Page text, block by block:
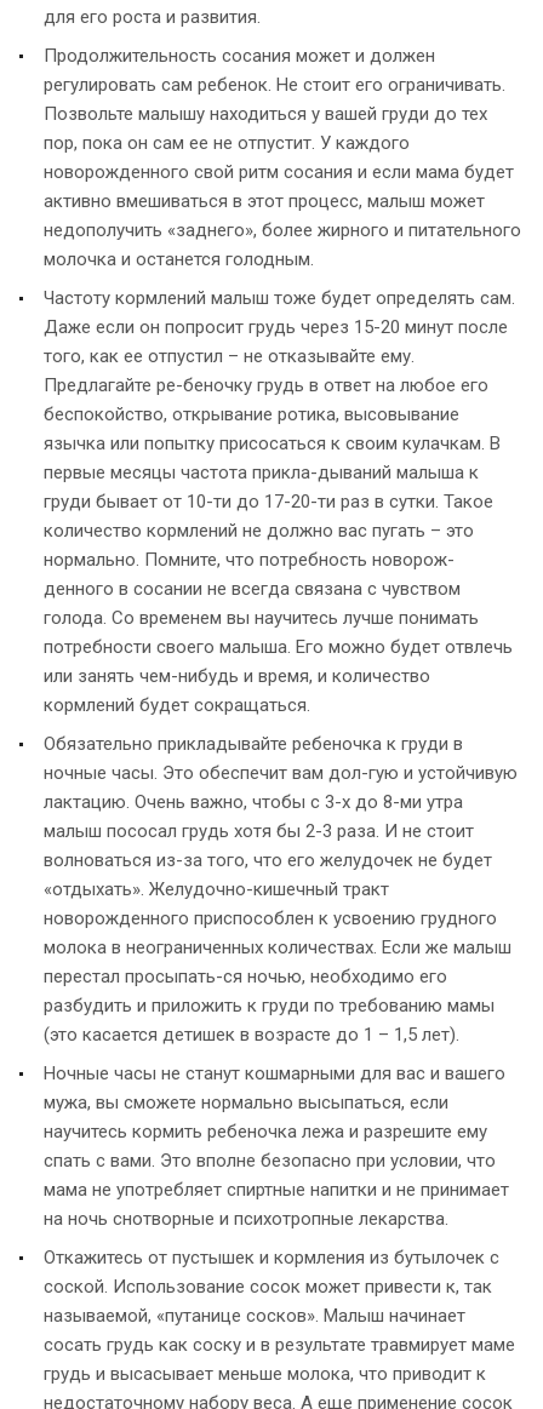
для его роста и развития.
Продолжительность сосания может и должен
регулировать сам ребенок. Не стоит его ограничивать.
Позвольте малышу находиться у вашей груди до тех
пор, пока он сам ее не отпустит. У каждого
новорожденного свой ритм сосания и если мама будет
активно вмешиваться в этот процесс, малыш может
недополучить «заднего», более жирного и питательного
молочка и останется голодным.
Частоту кормлений малыш тоже будет определять сам.
Даже если он попросит грудь через 15-20 минут после
того, как ее отпустил – не отказывайте ему.
Предлагайте ре-беночку грудь в ответ на любое его
беспокойство, открывание ротика, высовывание
язычка или попытку присосаться к своим кулачкам. В
первые месяцы частота прикла-дываний малыша к
груди бывает от 10-ти до 17-20-ти раз в сутки. Такое
количество кормлений не должно вас пугать – это
нормально. Помните, что потребность новорож-
денного в сосании не всегда связана с чувством
голода. Со временем вы научитесь лучше понимать
потребности своего малыша. Его можно будет отвлечь
или занять чем-нибудь и время, и количество
кормлений будет сокращаться.
Обязательно прикладывайте ребеночка к груди в
ночные часы. Это обеспечит вам дол-гую и устойчивую
лактацию. Очень важно, чтобы с 3-х до 8-ми утра
малыш пососал грудь хотя бы 2-3 раза. И не стоит
волноваться из-за того, что его желудочек не будет
«отдыхать». Желудочно-кишечный тракт
новорожденного приспособлен к усвоению грудного
молока в неограниченных количествах. Если же малыш
перестал просыпать-ся ночью, необходимо его
разбудить и приложить к груди по требованию мамы
(это касается детишек в возрасте до 1 – 1,5 лет).
Ночные часы не станут кошмарными для вас и вашего
мужа, вы сможете нормально высыпаться, если
научитесь кормить ребеночка лежа и разрешите ему
спать с вами. Это вполне безопасно при условии, что
мама не употребляет спиртные напитки и не принимает
на ночь снотворные и психотропные лекарства.
Откажитесь от пустышек и кормления из бутылочек с
соской. Использование сосок может привести к, так
называемой, «путанице сосков». Малыш начинает
сосать грудь как соску и в результате травмирует маме
грудь и высасывает меньше молока, что приводит к
недостаточному набору веса. А еще применение сосок